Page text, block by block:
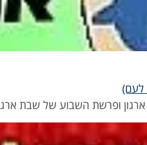
ופרשת השבוע של שבת